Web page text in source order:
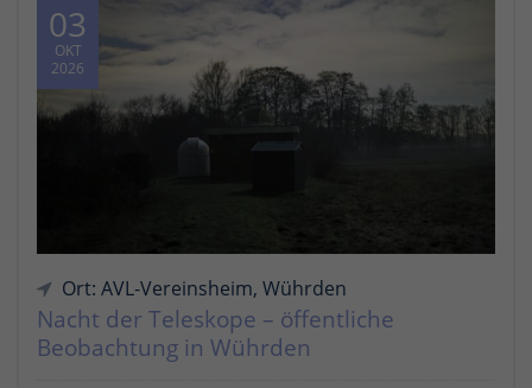
03
OKT
2026
Ort: AVL-Vereinsheim, Wührden
Nacht der Teleskope – öffentliche
Beobachtung in Wührden